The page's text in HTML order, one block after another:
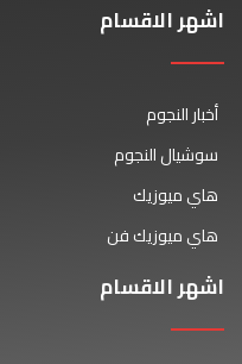
اشهر الاقسام
أخبار النجوم
سوشيال النجوم
هاي ميوزيك
هاي ميوزيك فن
اشهر الاقسام